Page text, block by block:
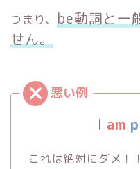
つまり、 be動詞と一
せん。
I am
これは絶対にダメ！！